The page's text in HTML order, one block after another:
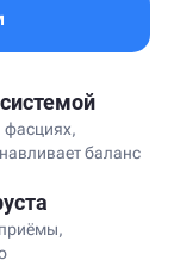
фасциях,
баланс